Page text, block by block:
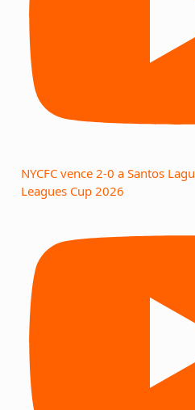
NYCFC vence 2-0 a Santos
Leagues Cup 2026